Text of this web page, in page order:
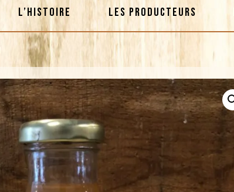
L’HISTOIRE LES PRODUCTEURS